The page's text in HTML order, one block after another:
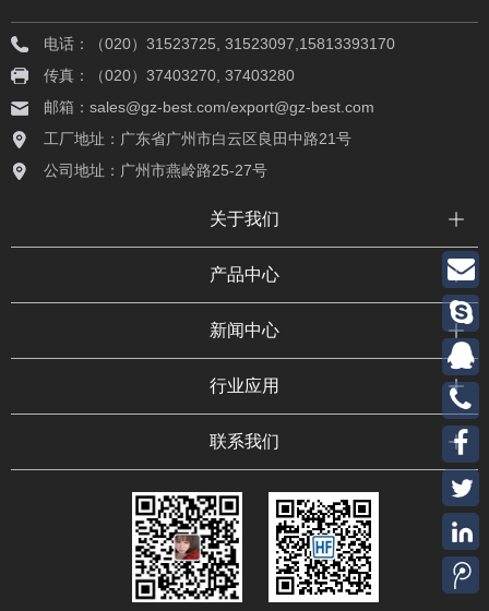
电话：（020）31523725, 31523097,15813393170
传真：（020）37403270, 37403280
邮箱：sales@gz-best.com/export@gz-best.com
工厂地址：广东省广州市白云区良田中路21号
公司地址：广州市燕岭路25-27号
关于我们
产品中心
新闻中心
行业应用
联系我们